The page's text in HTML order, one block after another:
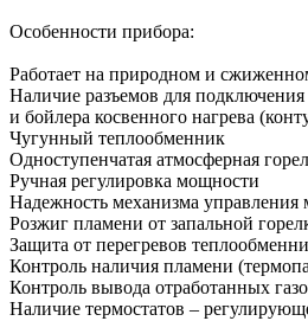
Особенности прибора:
Работает на природном и
Наличие разъемов для
и бойлера косвенного нагрева
Чугунный теплообменник
Одноступенчатая атмосферная
Ручная регулировка мощности
Надежность механизма
Розжиг пламени от запальной
Защита от перегревов
Контроль наличия пламени
Контроль вывода отработанных
Наличие термостатов –